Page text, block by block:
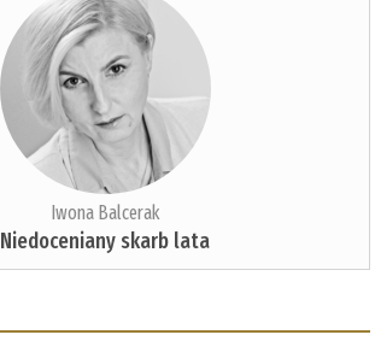
Iwona Balcerak
Niedoceniany skarb lata